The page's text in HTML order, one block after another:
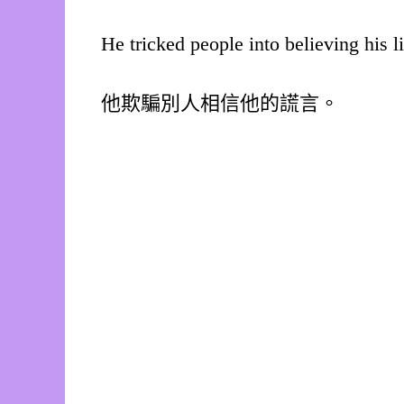
He tricked people into believing his
他欺騙別人相信他的謊言。